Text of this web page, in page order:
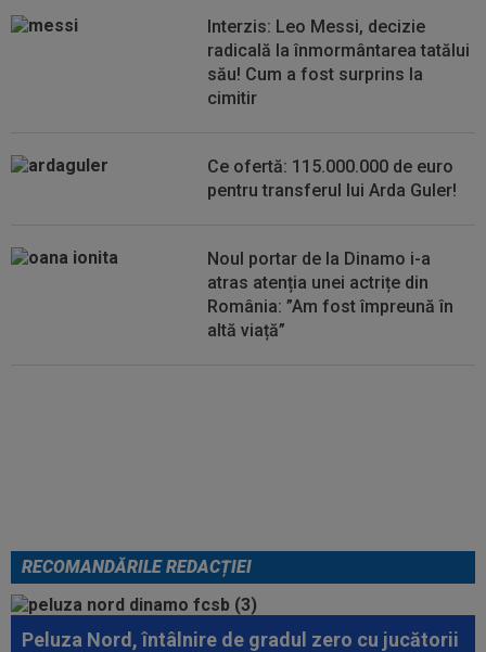
12:27
Verdictul specialistului, după ce Universitatea
Craiova a cerut penalty în...
Ce a postat soția lui Denis Drăguș, atacantul
Interzis: Leo Messi, decizie
radicală la înmormântarea tatălui
său! Cum a fost surprins la
cimitir
Ce ofertă: 115.000.000 de euro
pentru transferul lui Arda Guler!
Noul portar de la Dinamo i-a
atras atenția unei actrițe din
România: ”Am fost împreună în
altă viață”
RECOMANDĂRILE REDACȚIEI
Peluza Nord, întâlnire de gradul zero cu jucătorii